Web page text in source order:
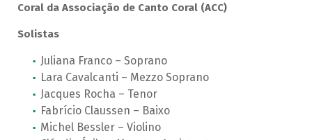
Coral da Associação de Canto Coral (ACC)
Solistas
Juliana Franco – Soprano
Lara Cavalcanti – Mezzo Soprano
Jacques Rocha – Tenor
Fabrício Claussen – Baixo
Michel Bessler – Violino